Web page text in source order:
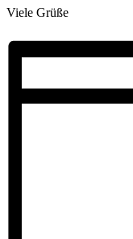
Viele Grüße